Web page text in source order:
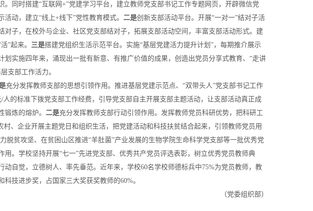
。同时搭建“互联网+”党建学习平台，建立教师党支部书记工作专题网页，开辟微信党
活动，建立“线上+线下”党性教育模式。二是创新支部活动平台。开展“一对一”结对子活
对子，在校外与企业、社区党支部结对子，拓展支部活动空间，丰富支部活动形式。建
”起来。 三是搭建党组织生活示范平台。实施“基层党建活力提升计划”，每期推介展示
划实施四年来，涌现出一批有新意、有推广价值的成果，创造出党员分享式教育、“走讲
支部工作活力。
充分发挥教师支部的思想引领作用。推进基层党建示范点、“双带头人”党支部书记工作
人的标准下拨党支部工作经费，引导党支部自主开展支部主题活动，让支部活动真正成
锻炼的熔炉。二是充分发挥教师支部行动引领作用。发挥教师党员科研优势，把科研工
村、企业开展主题党日和组织生活，把党建活动和科技扶贫结合起来，引领教师党员用
脱贫攻坚、在贫困山区推进“羊肚菌”产业发展的生物学院生命科学党支部等一批优秀党
用。学校坚持开展“七一”先进党支部、优秀共产党员评选表彰，树立优秀党员教师典
动自觉，立德树人、率先垂范。近年来，学校60名学校师德标兵中75%为党员教师，教
技进步奖，占国家三大奖获奖教师的60%。
（党委组织部）